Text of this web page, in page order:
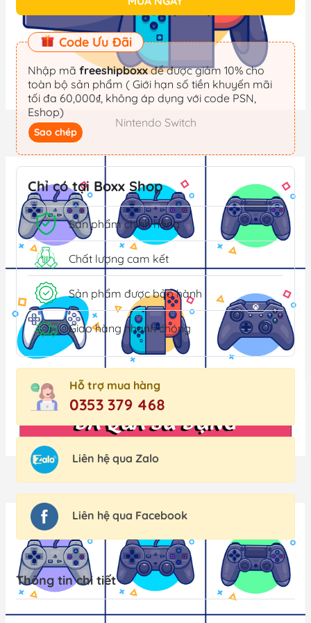
Nintendo Switch
Máy Chơi Game Nintendo Switch
Phụ Kiện Nintendo Switch
Băng Game Nintendo Switch
Thẻ nạp Eshop
Microsoft Xbox
Tay Cầm Xbox
Phụ Kiện Xbox
Code Ưu Đãi
Nhập mã freeshipboxxđể được giảm 10% cho
toàn bộ sản phẩm ( Giới hạn số tiền khuyến mãi
tối đa 60,000₫, không áp dụng với code PSN,
Eshop)
Sao chép
Chỉ có tại Boxx Shop
Sản phẩm chính hãng
Chất lượng cam kết
Sản phẩm được bảo hành
Giao hàng nhanh chóng
Hỗ trợ mua hàng
0353 379 468
Liên hệ qua Zalo
Liên hệ qua Facebook
Thông tin chi tiết